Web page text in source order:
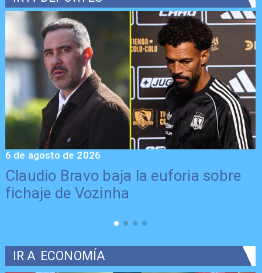
Claudio Bravo baja la euforia sobre
fichaje de Vozinha
6 de agosto de 2026
IR A ECONOMÍA